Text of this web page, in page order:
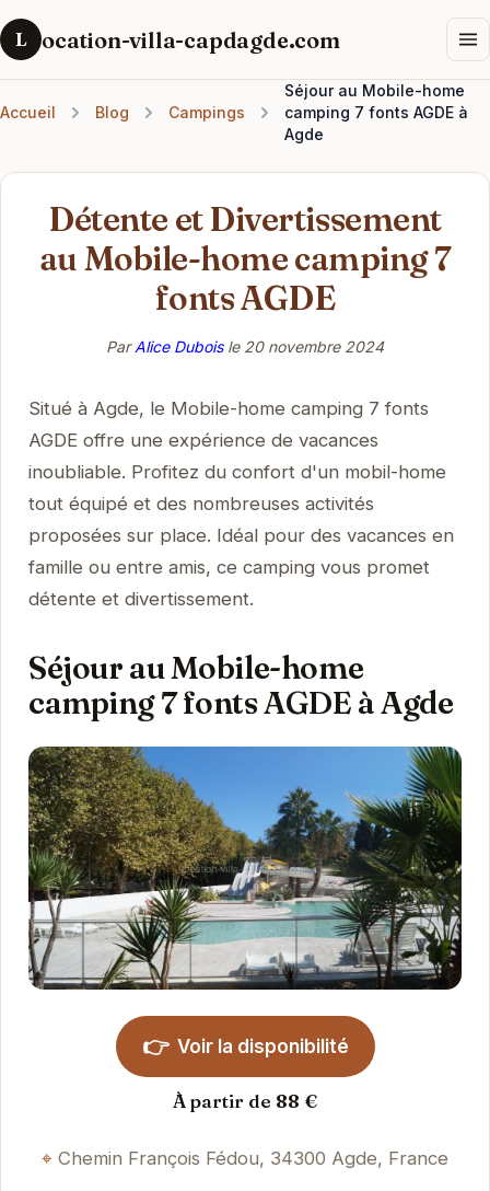
L ocation-villa-capdagde.com
Accueil Blog Campings
Séjour au Mobile-home
camping 7 fonts AGDE à
Agde
Détente et Divertissement
au Mobile-home camping 7
fonts AGDE
ParAlice Duboisle 20 novembre 2024
Situé à Agde, le Mobile-home camping 7 fonts
AGDE offre une expérience de vacances
inoubliable. Profitez du confort d'un mobil-home
tout équipé et des nombreuses activités
proposées sur place. Idéal pour des vacances en
famille ou entre amis, ce camping vous promet
détente et divertissement.
Séjour au Mobile-home
camping 7 fonts AGDE à Agde
👉 Voir la disponibilité
À partir de 88 €
Chemin François Fédou, 34300 Agde, France